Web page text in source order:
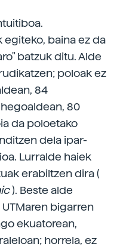
egiteko, baina ez da
batzuk ditu. Alde
poloak ez
84
80
da poloetako
dela ipar-
Lurralde haiek
erabiltzen dira (
). Beste alde
bigarren
ekuatorean,
horrela, ez